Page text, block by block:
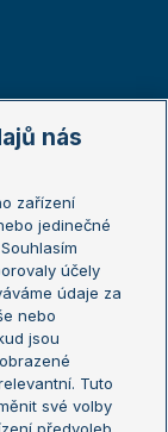
nás
zařízení
jedinečné
účely
údaje za
nebo
jsou
Tuto
své volby